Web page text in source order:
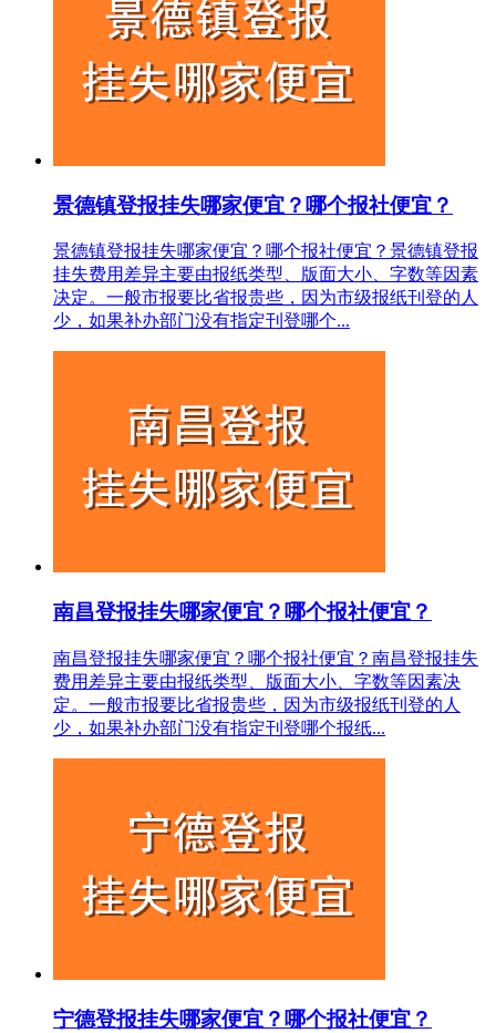
景德镇登报挂失哪家便宜？哪个报社便宜？
景德镇登报挂失哪家便宜？哪个报社便宜？景德镇登报
挂失费用差异主要由报纸类型、版面大小、字数等因素
决定。一般市报要比省报贵些，因为市级报纸刊登的人
少，如果补办部门没有指定刊登哪个...
南昌登报挂失哪家便宜？哪个报社便宜？
南昌登报挂失哪家便宜？哪个报社便宜？南昌登报挂失
费用差异主要由报纸类型、版面大小、字数等因素决
定。一般市报要比省报贵些，因为市级报纸刊登的人
少，如果补办部门没有指定刊登哪个报纸...
宁德登报挂失哪家便宜？哪个报社便宜？